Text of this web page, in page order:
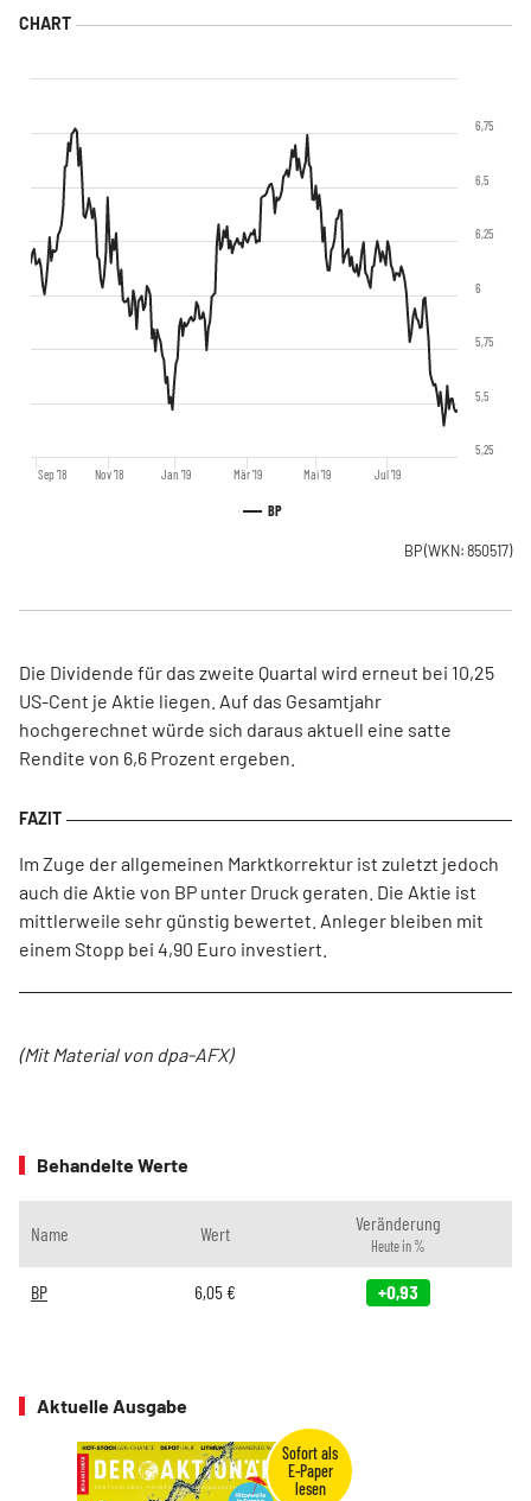
BP
Sep '18 Nov '18 Jan '19 Mär '19 Mai '19 Jul '19
5,25
5,5
5,75
6
6,25
6,5
6,75
BP(WKN: 850517)
Die Dividende für das zweite Quartal wird erneut bei 10,25
US-Cent je Aktie liegen. Auf das Gesamtjahr
hochgerechnet würde sich daraus aktuell eine satte
Rendite von 6,6 Prozent ergeben.
Im Zuge der allgemeinen Marktkorrektur ist zuletzt jedoch
auch die Aktie von BP unter Druck geraten. Die Aktie ist
mittlerweile sehr günstig bewertet. Anleger bleiben mit
einem Stopp bei 4,90 Euro investiert.
(Mit Material von dpa-AFX)
Behandelte Werte
Name Wert Veränderung
Heute in %
BP 6,05 € +0,93
Aktuelle Ausgabe